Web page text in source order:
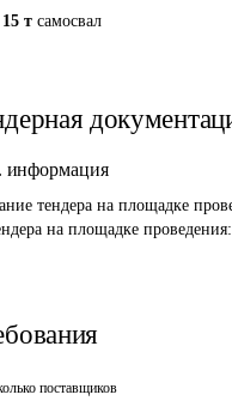
15 т самосвал
информация
тендера на площадке
на площадке проведения:
поставщиков